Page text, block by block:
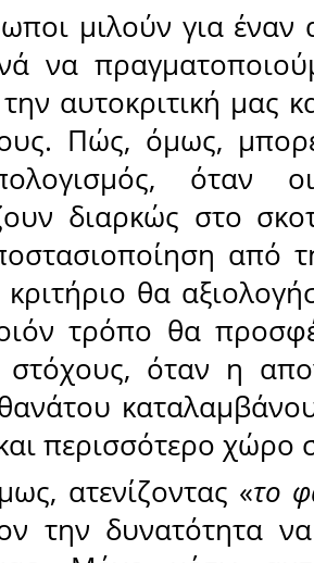
μιλούν για
να
αυτοκριτική μας
Πώς, όμως,
όταν
διαρκώς στο
από
θα
τρόπο θα
στόχους, όταν η
περισσότερο χώρο
ατενίζοντας «το
την δυνατότητα